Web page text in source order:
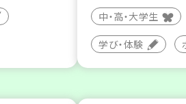
中・高・大学生
学び・体験